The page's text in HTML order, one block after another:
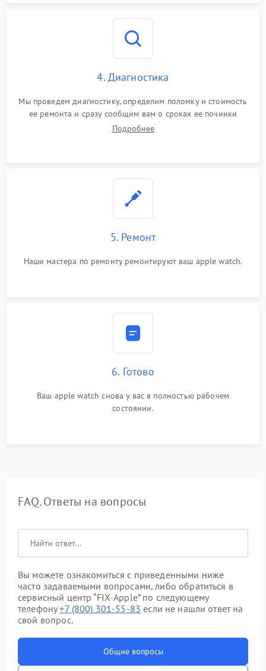
4. Диагностика
Мы проведем диагностику, определим поломку и стоимость
ее ремонта и сразу сообщим вам о сроках ее починки
Подробнее
5. Ремонт
Наши мастера по ремонту ремонтируют ваш apple watch.
6. Готово
Ваш apple watch снова у вас в полностью рабочем
состоянии.
FAQ. Ответы на вопросы
Вы можете ознакомиться с приведенными ниже
часто задаваемыми вопросами, либо обратиться в
сервисный центр “FIX-Apple” по следующему
телефону+7 (800) 301-55-83 если не нашли ответ на
свой вопрос.
Общие вопросы